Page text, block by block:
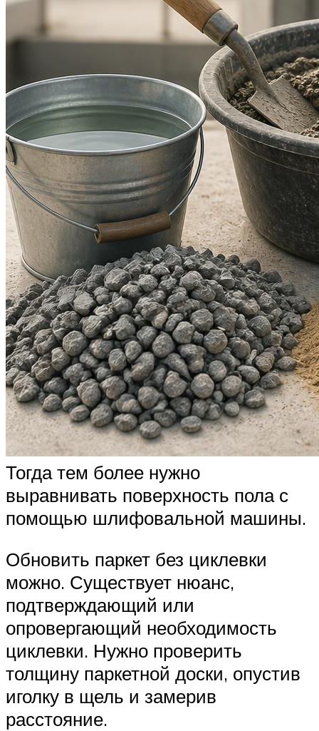
Тогда тем более нужно
выравнивать поверхность пола с
помощью шлифовальной машины.
Обновить паркет без циклевки
можно. Существует нюанс,
подтверждающий или
опровергающий необходимость
циклевки. Нужно проверить
толщину паркетной доски, опустив
иголку в щель и замерив
расстояние.